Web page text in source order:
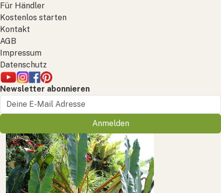
Für Händler
Kostenlos starten
Kontakt
AGB
Impressum
Datenschutz
Newsletter abonnieren
Anmelden